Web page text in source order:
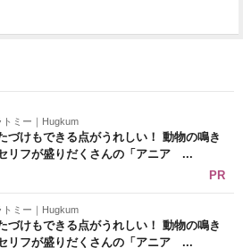
トミー｜Hugkum
づけもできる点がうれしい！ 動物の鳴き
リフが盛りだくさんの「アニア ...
PR
トミー｜Hugkum
づけもできる点がうれしい！ 動物の鳴き
リフが盛りだくさんの「アニア ...